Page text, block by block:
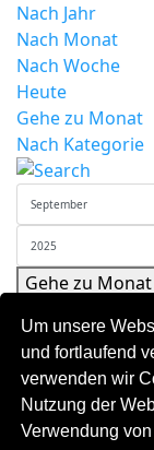
Um unsere
und fortlaufend
verwenden wir
Nutzung der
Verwendung
Nach Jahr
Nach Monat
Nach Woche
Heute
Gehe zu Monat
Nach Kategorie
Gehe zu Monat
Montag, 01.
Folgetag
Es wurden